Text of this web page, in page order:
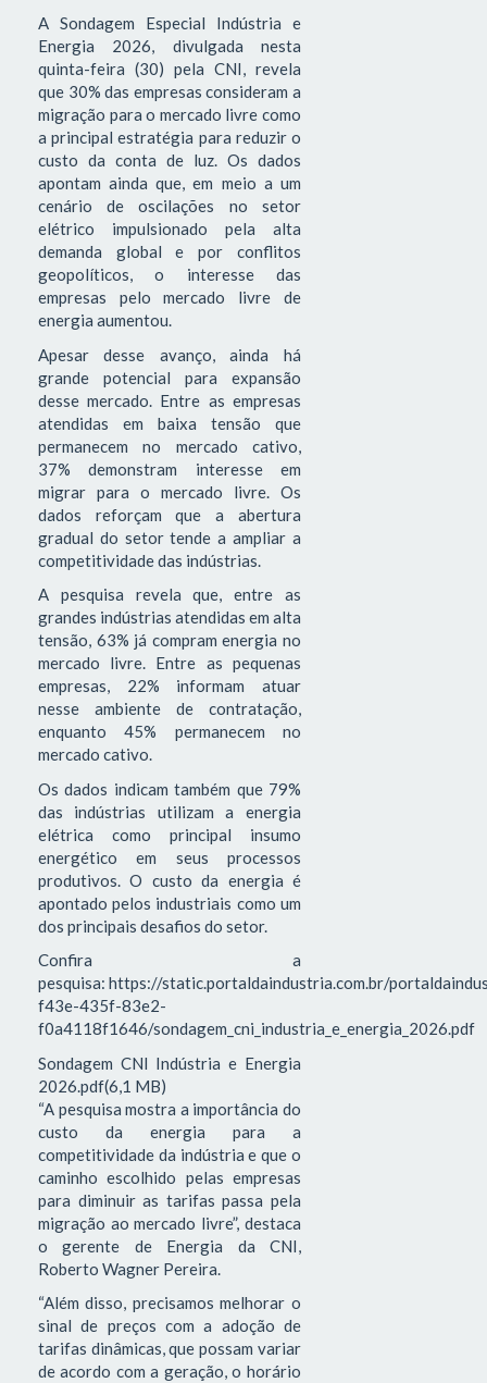
A Sondagem Especial Indústria e
Energia 2026, divulgada nesta
quinta-feira (30) pela CNI, revela
que 30% das empresas consideram a
migração para o mercado livre como
a principal estratégia para reduzir o
custo da conta de luz. Os dados
apontam ainda que, em meio a um
cenário de oscilações no setor
elétrico impulsionado pela alta
demanda global e por conflitos
geopolíticos, o interesse das
empresas pelo mercado livre de
energia aumentou.
Apesar desse avanço, ainda há
grande potencial para expansão
desse mercado. Entre as empresas
atendidas em baixa tensão que
permanecem no mercado cativo,
37% demonstram interesse em
migrar para o mercado livre. Os
dados reforçam que a abertura
gradual do setor tende a ampliar a
competitividade das indústrias.
A pesquisa revela que, entre as
grandes indústrias atendidas em alta
tensão, 63% já compram energia no
mercado livre. Entre as pequenas
empresas, 22% informam atuar
nesse ambiente de contratação,
enquanto 45% permanecem no
mercado cativo.
Os dados indicam também que 79%
das indústrias utilizam a energia
elétrica como principal insumo
energético em seus processos
produtivos. O custo da energia é
apontado pelos industriais como um
dos principais desafios do setor.
Confira a
pesquisa: https://static.portaldaindustria.com.br/
f43e-435f-83e2-
f0a4118f1646/sondagem_cni_industria_e_energia_2026.pdf
Sondagem CNI Indústria e Energia
2026.pdf(6,1 MB)
“A pesquisa mostra a importância do
custo da energia para a
competitividade da indústria e que o
caminho escolhido pelas empresas
para diminuir as tarifas passa pela
migração ao mercado livre”, destaca
o gerente de Energia da CNI,
Roberto Wagner Pereira.
“Além disso, precisamos melhorar o
sinal de preços com a adoção de
tarifas dinâmicas, que possam variar
de acordo com a geração, o horário